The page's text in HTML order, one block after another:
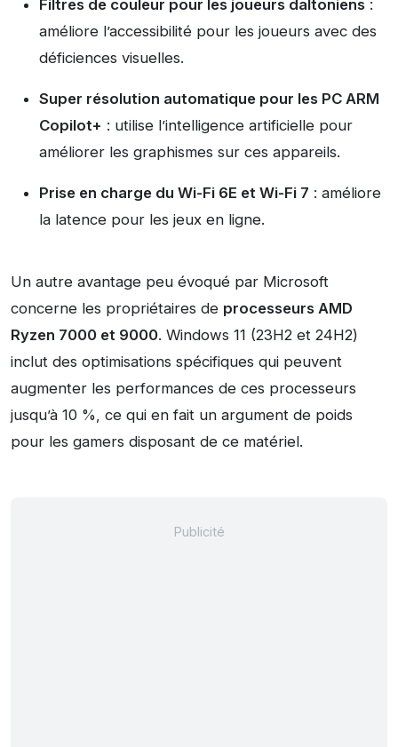
Filtres de couleur pour les joueurs daltoniens :
améliore l’accessibilité pour les joueurs avec des
déficiences visuelles.
Super résolution automatique pour les PC ARM
Copilot+ : utilise l’intelligence artificielle pour
améliorer les graphismes sur ces appareils.
Prise en charge du Wi-Fi 6E et Wi-Fi 7 : améliore
la latence pour les jeux en ligne.
Un autre avantage peu évoqué par Microsoft
concerne les propriétaires de processeurs AMD
Ryzen 7000 et 9000. Windows 11 (23H2 et 24H2)
inclut des optimisations spécifiques qui peuvent
augmenter les performances de ces processeurs
jusqu’à 10 %, ce qui en fait un argument de poids
pour les gamers disposant de ce matériel.